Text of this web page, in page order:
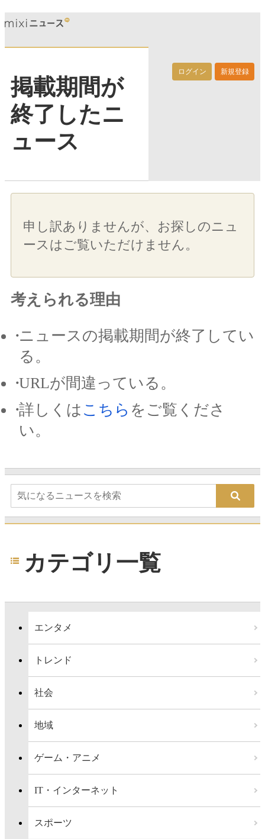
ログイン 新規登録
掲載期間が
終了したニ
ュース
申し訳ありませんが、お探しのニュ
ースはご覧いただけません。
考えられる理由
ニュースの掲載期間が終了してい
る。
URLが間違っている。
詳しくは こちら をご覧くださ
い。
カテゴリ一覧
エンタメ
トレンド
社会
地域
ゲーム・アニメ
IT・インターネット
スポーツ